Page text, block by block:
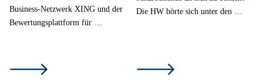
Business-Netzwerk XING und der
Bewertungsplattform für …
Die HW hörte sich unter den …